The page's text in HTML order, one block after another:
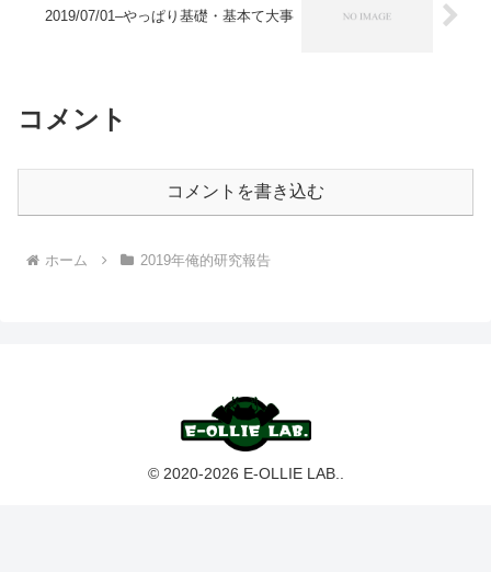
2019/07/01–やっぱり基礎・基本て大事
コメント
コメントを書き込む
ホーム 2019年俺的研究報告
© 2020-2026 E-OLLIE LAB..